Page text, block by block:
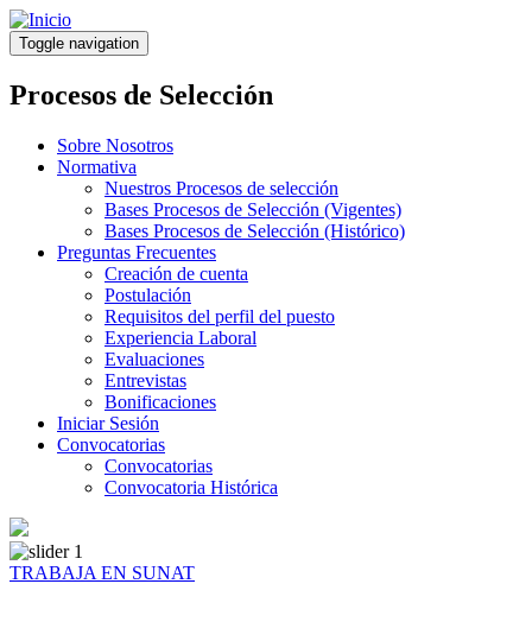
Pasar
al
contenido
principal
Toggle navigation
Procesos de Selección
Sobre Nosotros
Normativa
Nuestros Procesos de selección
Bases Procesos de Selección (Vigentes)
Bases Procesos de Selección (Histórico)
Preguntas Frecuentes
Creación de cuenta
Postulación
Requisitos del perfil del puesto
Experiencia Laboral
Evaluaciones
Entrevistas
Bonificaciones
Iniciar Sesión
Convocatorias
Convocatorias
Convocatoria Histórica
TRABAJA EN SUNAT